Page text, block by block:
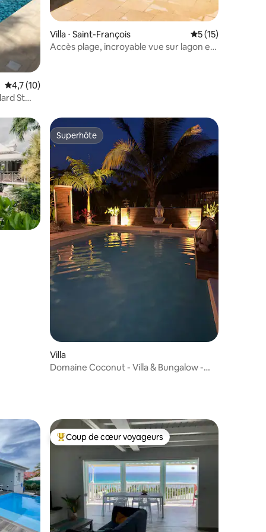
Évaluation moyenne sur la base de 10 commentaires : 4,7 sur 5
4,7 (10)
St
Villa ⋅ Saint-François Évaluation
5 (15)
Accès plage, incroyable vue sur lagon et
: 5 sur 5
Superhôte
Superhôte
Villa
Domaine Coconut - Villa & Bungalow -
Coups de cœur voyageurs les plus appréciés
Coup de cœur voyageurs